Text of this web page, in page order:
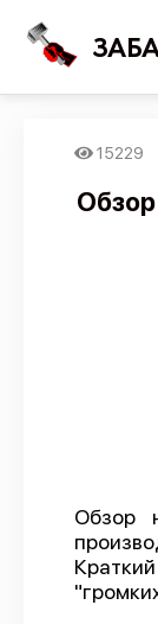
15229
Обзор